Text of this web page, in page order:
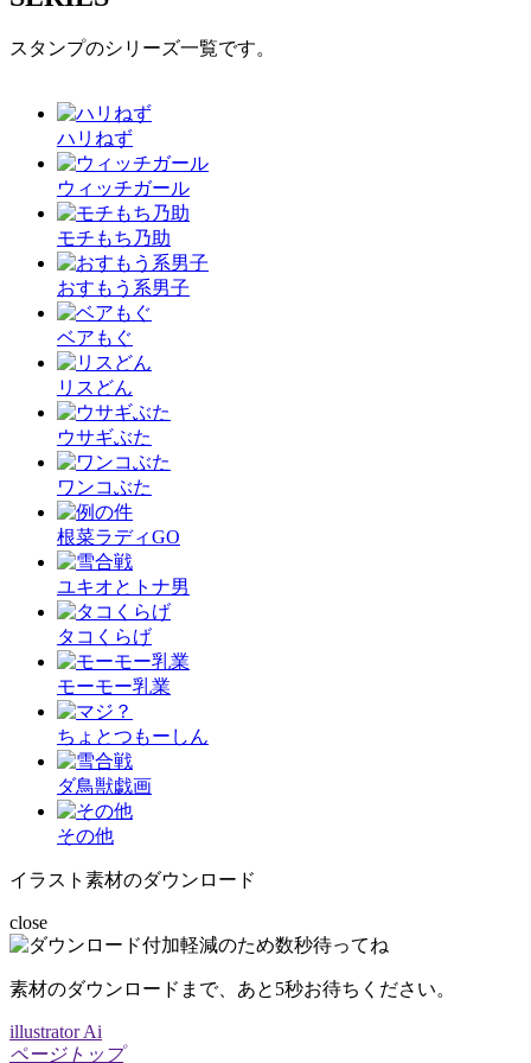
スタンプのシリーズ一覧です。
ハリねず
ウィッチガール
モチもち乃助
おすもう系男子
ベアもぐ
リスどん
ウサギぶた
ワンコぶた
根菜ラディGO
ユキオとトナ男
タコくらげ
モーモー乳業
ちょとつもーしん
ダ鳥獣戯画
その他
イラスト素材のダウンロード
close
素材のダウンロードまで、あと 5秒お待ちください。
illustrator Ai
ページトップ